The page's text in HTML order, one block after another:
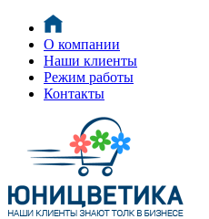
О компании
Наши клиенты
Режим работы
Контакты